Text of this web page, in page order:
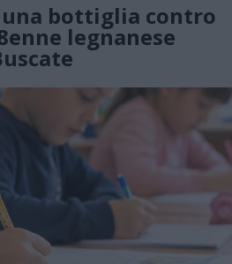
bottiglia contro
legnanese